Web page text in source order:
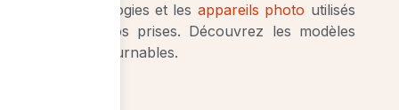
technologies et les appareils photo utilisés
pour vos prises. Découvrez les modèles
incontournables.